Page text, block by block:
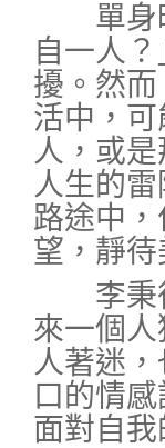
單身時
自一人
擾。然
活中，
人，或
人生的
路途中
望，靜待
李秉律
來一個
人著迷
口的情
面對自我